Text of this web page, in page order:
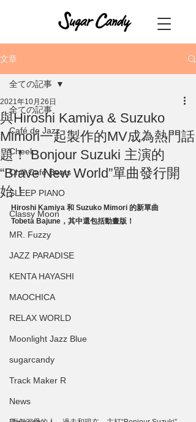
文章
全ての記事
Café de Jazz
Cheek
Chill Cafe Beats
SLEEP PIANO
Classy Moon
MR. Fuzzy
JAZZ PARADISE
KENTA HAYASHI
MAOCHICA
RELAX WORLD
Moonlight Jazz Blue
sugarcandy
Track Maker R
News
全ての記事
與Hiroshi Kamiya & Suzuko
Mimori一起製作的MV成為熱門話
題！ Bonjour Suzuki 主演的
“Brave New World”單曲發行開
始！
2021年10月26日
Hiroshi Kamiya 和 Suzuko Mimori 的新單曲
Tobeta Bajune，其中還包括動畫版！